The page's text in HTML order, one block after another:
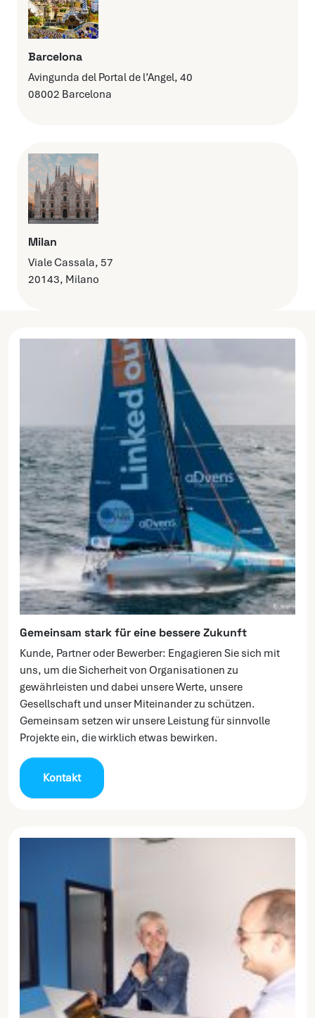
Barcelona
Avingunda del Portal de l’Angel, 40
08002 Barcelona
Milan
Viale Cassala, 57
20143, Milano
Gemeinsam stark für eine bessere Zukunft
Kunde, Partner oder Bewerber: Engagieren Sie sich mit
uns, um die Sicherheit von Organisationen zu
gewährleisten und dabei unsere Werte, unsere
Gesellschaft und unser Miteinander zu schützen.
Gemeinsam setzen wir unsere Leistung für sinnvolle
Projekte ein, die wirklich etwas bewirken.
Kontakt